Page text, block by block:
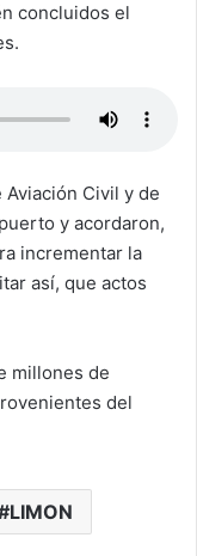
concluidos el
Civil y de
y acordaron,
incrementar la
así, que actos
millones de
del